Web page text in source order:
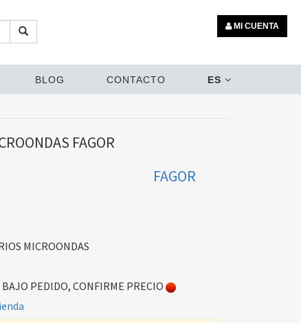
MI CUENTA
BLOG CONTACTO ES
FAGOR
FAGOR
MICROONDAS
PEDIDO, CONFIRME PRECIO